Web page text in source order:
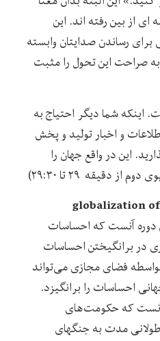
از بین رفته اند. این
رساندن صدایتان وابسته
صراحت این تحول را مثبت
اینکه شما دیگر احتیاج به
و اخبار تولید و پخش
این در واقع جهان را
دقیقه ۲۹ تا ۲۹:۳۰)
globalization of
دوره آنست که احساسات
در برانگیختن احساسات
فضای مجازی می‌تواند
احساسات را برانگیزد.
که حکومت‌های
مدت به جنگهای